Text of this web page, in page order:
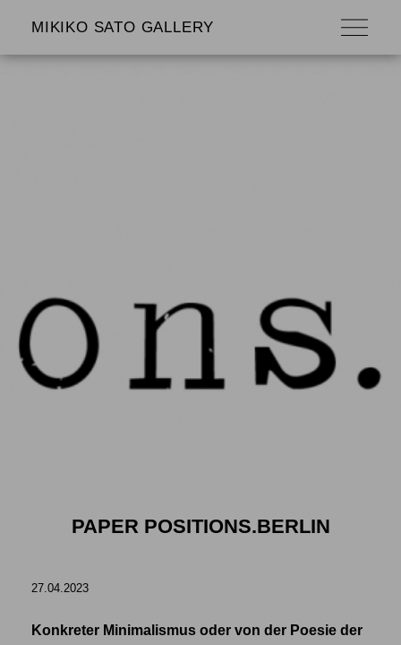
MIKIKO SATO GALLERY
PAPER POSITIONS.BERLIN
27.04.2023
Konkreter Minimalismus oder von der Poesie der